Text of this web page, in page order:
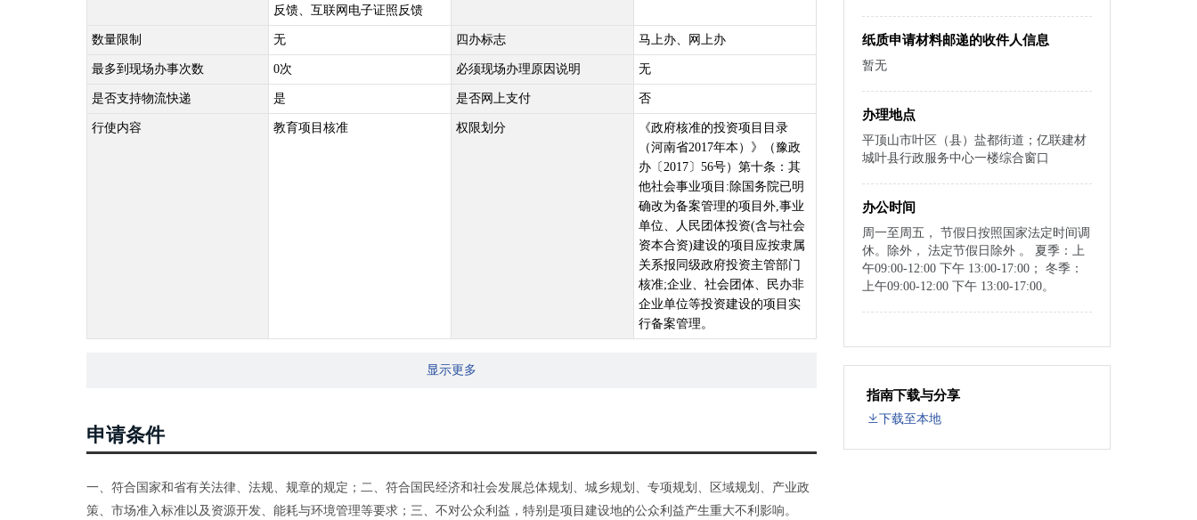
反馈、互联网电子证照反馈
数量限制 无 四办标志 马上办、网上办
最多到现场办事次数 0次 必须现场办理原因说明 无
是否支持物流快递 是 是否网上支付 否
行使内容 教育项目核准 权限划分
《政府核准的投资项目目录
（河南省2017年本）》（豫政
办〔2017〕56号）第十条：其
他社会事业项目:除国务院已明
确改为备案管理的项目外,事业
单位、人民团体投资(含与社会
资本合资)建设的项目应按隶属
关系报同级政府投资主管部门
核准;企业、社会团体、民办非
企业单位等投资建设的项目实
行备案管理。
显示更多
申请条件
一、符合国家和省有关法律、法规、规章的规定；二、符合国民经济和社会发展总体规划、城乡规划、专项规划、区域规划、产业政
策、市场准入标准以及资源开发、能耗与环境管理等要求；三、不对公众利益，特别是项目建设地的公众利益产生重大不利影响。
纸质申请材料邮递的收件人信息
暂无
办理地点
平顶山市叶区（县）盐都街道；亿联建材
城叶县行政服务中心一楼综合窗口
办公时间
周一至周五， 节假日按照国家法定时间调
休。除外， 法定节假日除外 。 夏季：上
午09:00-12:00 下午 13:00-17:00； 冬季：
上午09:00-12:00 下午 13:00-17:00。
指南下载与分享
下载至本地